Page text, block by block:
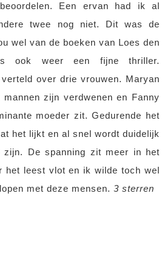
Een ervan had ik al
twee nog niet. Dit was de
wel van de boeken van Loes den
ook weer een fijne thriller.
over drie vrouwen. Maryan
zijn verdwenen en Fanny
moeder zit. Gedurende het
het lijkt en al snel wordt duidelijk
zijn. De spanning zit meer in het
het leest vlot en ik wilde toch wel
met deze mensen. 3 sterren